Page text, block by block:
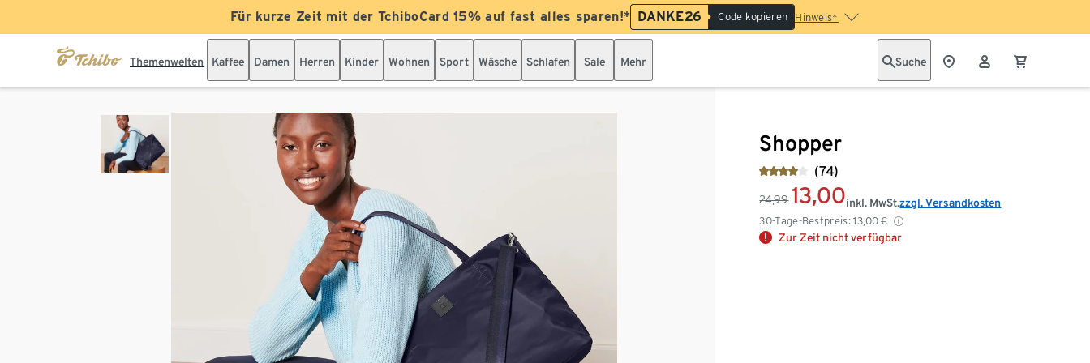
Für kurze Zeit mit der TchiboCard 15% auf fast alles sparen!* DANKE26 Code kopieren Hinweis*
Themenwelten Kaffee Damen Herren Kinder Wohnen Sport Wäsche Schlafen Sale Mehr Suche
Shopper
(74)
24,99 13,00
30-Tage-Bestpreis: 13,00 €
inkl. MwSt.zzgl. Versandkosten
Zur Zeit nicht verfügbar